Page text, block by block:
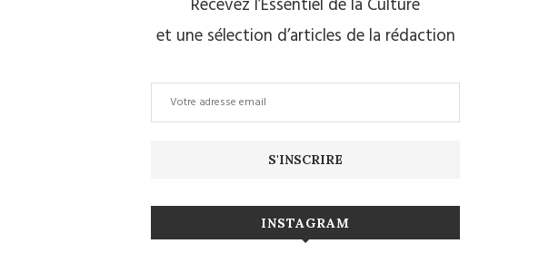
Recevez l’Essentiel de la Culture
et une sélection d’articles de la rédaction
INSTAGRAM